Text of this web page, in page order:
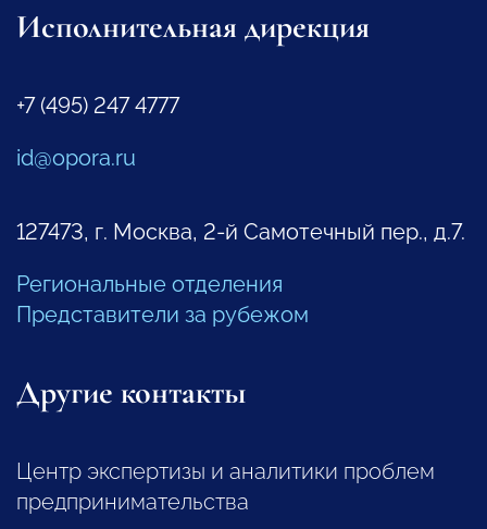
Исполнительная дирекция
+7 (495) 247 4777
id@opora.ru
127473, г. Москва, 2-й Самотечный пер., д.7.
Региональные отделения
Представители за рубежом
Другие контакты
Центр экспертизы и аналитики проблем
предпринимательства